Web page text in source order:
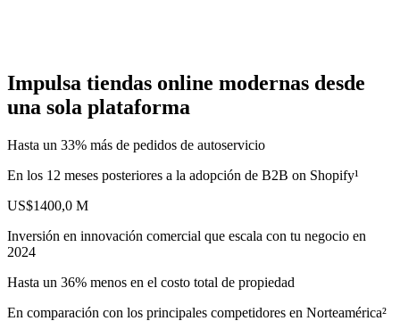
Impulsa tiendas online modernas desde
una sola plataforma
Hasta un 33% más de pedidos de autoservicio
En los 12 meses posteriores a la adopción de B2B on Shopify¹
US$1400,0 M
Inversión en innovación comercial que escala con tu negocio en
2024
Hasta un 36% menos en el costo total de propiedad
En comparación con los principales competidores en Norteamérica²